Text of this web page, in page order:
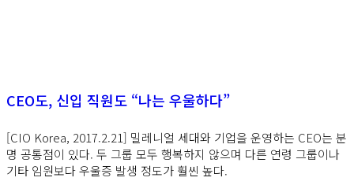
CEO도, 신입 직원도 “나는 우울하다”
[CIO Korea, 2017.2.21] 밀레니얼 세대와 기업을 운영하는 CEO는 분
명 공통점이 있다. 두 그룹 모두 행복하지 않으며 다른 연령 그룹이나
기타 임원보다 우울증 발생 정도가 훨씬 높다.